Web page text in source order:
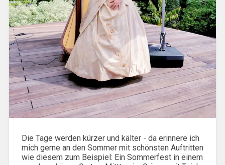
Die Tage werden kürzer und kälter - da erinnere ich
mich gerne an den Sommer mit schönsten Auftritten
wie diesem zum Beispiel: Ein Sommerfest in einem